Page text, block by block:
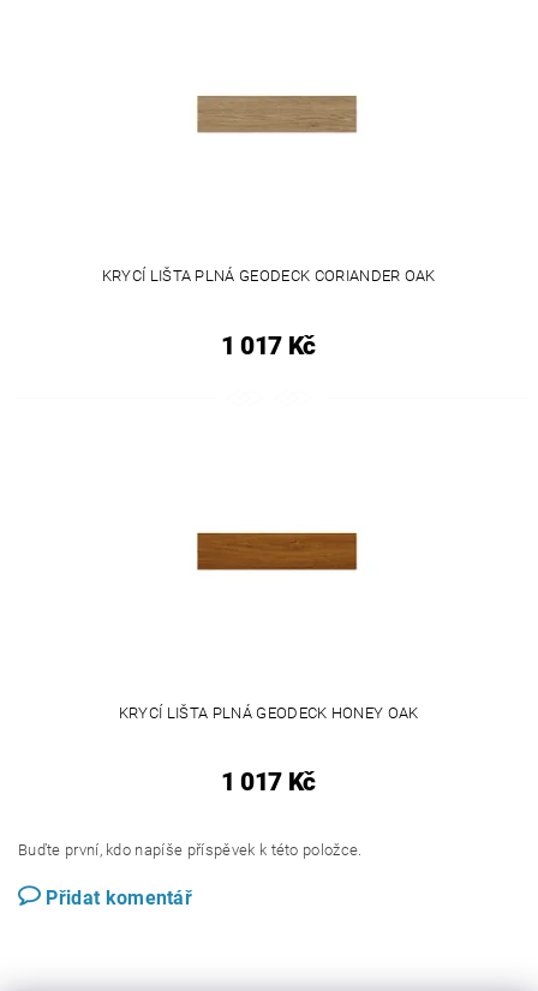
KRYCÍ LIŠTA PLNÁ GEODECK CORIANDER OAK
1 017 Kč
KRYCÍ LIŠTA PLNÁ GEODECK HONEY OAK
1 017 Kč
Buďte první, kdo napíše příspěvek k této položce.
Přidat komentář